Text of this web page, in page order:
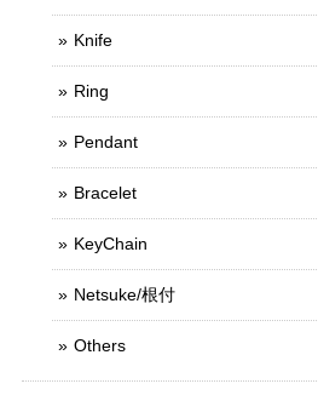
Knife
Ring
Pendant
Bracelet
KeyChain
Netsuke/根付
Others